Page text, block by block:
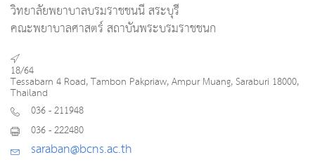
วิทยาลัยพยาบาลบรมราชชนนี สระบุรี
คณะพยาบาลศาสตร์ สถาบันพระบรมราชชนก
18/64
Tessabarn 4 Road, Tambon Pakpriaw, Ampur Muang, Saraburi 18000,
Thailand
036 - 211948
036 - 222480
saraban@bcns.ac.th